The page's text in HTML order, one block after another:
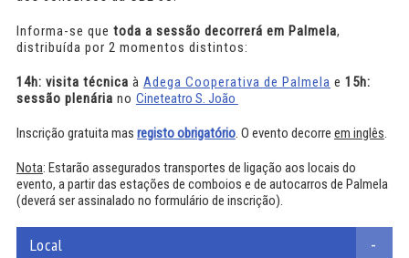
Informa-se que toda a sessão decorrerá em Palmela,
distribuída por 2 momentos distintos:
14h: visita técnica à Adega Cooperativa de Palmela e 15h:
sessão plenária no Cineteatro S. João
Inscrição gratuita mas registo obrigatório. O evento decorre em inglês.
Nota: Estarão assegurados transportes de ligação aos locais do
evento, a partir das estações de comboios e de autocarros de Palmela
(deverá ser assinalado no formulário de inscrição).
Local -